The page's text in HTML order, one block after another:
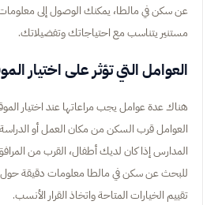
عن سكن في مالطا، يمكنك الوصول إلى
مستنير يتناسب مع احتياجاتك وتفضيلاتك.
العوامل التي تؤثر على اختيار
هناك عدة عوامل يجب مراعاتها عند اختيار
العوامل قرب السكن من مكان العمل أو
المدارس إذا كان لديك أطفال، القرب من
للبحث عن سكن في مالطا معلومات دقيقة
تقييم الخيارات المتاحة واتخاذ القرار الأنسب.